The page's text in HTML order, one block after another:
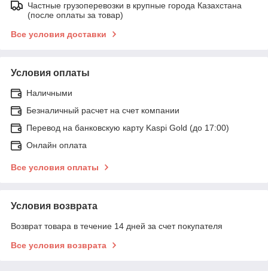
Частные грузоперевозки в крупные города Казахстана
(после оплаты за товар)
Все условия доставки
Условия оплаты
Наличными
Безналичный расчет на счет компании
Перевод на банковскую карту Kaspi Gold (до 17:00)
Онлайн оплата
Все условия оплаты
Условия возврата
Возврат товара в течение 14 дней за счет покупателя
Все условия возврата